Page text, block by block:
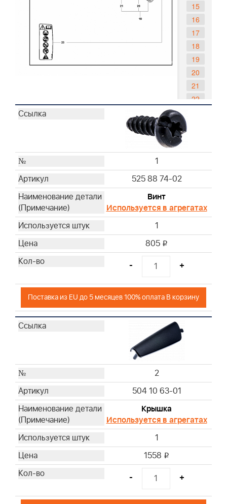
15
16
17
18
19
20
21
22
1
525 88 74-02
Винт
Используется в агрегатах
1
805 i
- +
Поставка из EU до 5 месяцев 100% оплата В корзину
2
504 10 63-01
Крышка
Используется в агрегатах
1
1558 i
- +